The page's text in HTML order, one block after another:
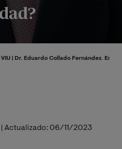
VIU | Dr. Eduardo Collado Fernández.
Actualizado: 06/11/2023